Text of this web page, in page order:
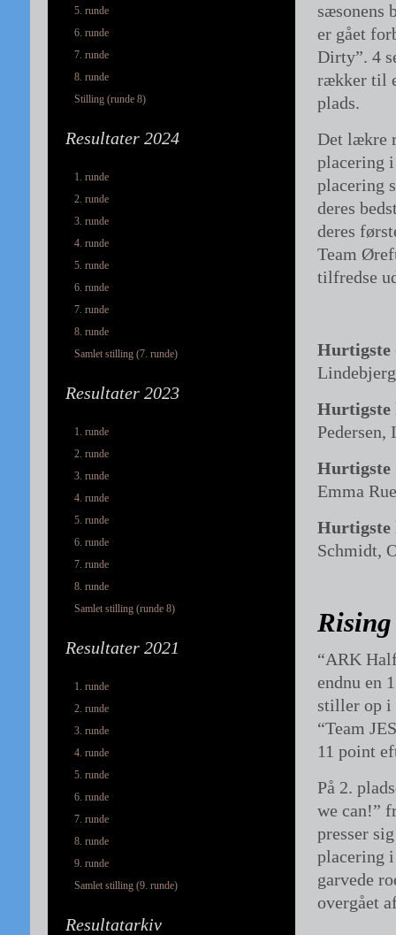
5. runde
6. runde
7. runde
8. runde
Stilling (runde 8)
Resultater 2024
1. runde
2. runde
3. runde
4. runde
5. runde
6. runde
7. runde
8. runde
Samlet stilling (7. runde)
Resultater 2023
1. runde
2. runde
3. runde
4. runde
5. runde
6. runde
7. runde
8. runde
Samlet stilling (runde 8)
Resultater 2021
1. runde
2. runde
3. runde
4. runde
5. runde
6. runde
7. runde
8. runde
9. runde
Samlet stilling (9. runde)
Resultatarkiv
sæsonens
er gået
Dirty”. 4
rækker til
plads.
Det lækre
placering
placering
deres
deres
Team
tilfredse
Hurtigste
Hurtigste
Hurtigste
Emma
Hurtigste
Schmidt,
“ARK
endnu en
stiller op i
“Team
11 point
På 2.
we can!”
presser
placering i
garvede
overgået